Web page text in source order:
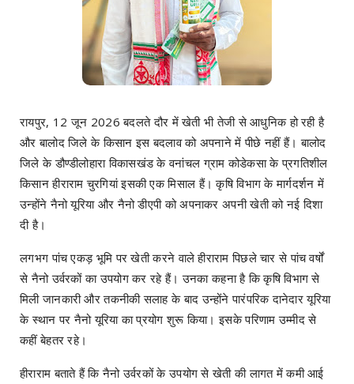
रायपुर, 12 जून 2026 बदलते दौर में खेती भी तेजी से आधुनिक हो रही है
और बालोद जिले के किसान इस बदलाव को अपनाने में पीछे नहीं हैं। बालोद
जिले के डौण्डीलोहारा विकासखंड के वनांचल ग्राम कोडेकसा के प्रगतिशील
किसान हीराराम चुरगियां इसकी एक मिसाल हैं। कृषि विभाग के मार्गदर्शन में
उन्होंने नैनो यूरिया और नैनो डीएपी को अपनाकर अपनी खेती को नई दिशा
दी है।
लगभग पांच एकड़ भूमि पर खेती करने वाले हीराराम पिछले चार से पांच वर्षों
से नैनो उर्वरकों का उपयोग कर रहे हैं। उनका कहना है कि कृषि विभाग से
मिली जानकारी और तकनीकी सलाह के बाद उन्होंने पारंपरिक दानेदार यूरिया
के स्थान पर नैनो यूरिया का प्रयोग शुरू किया। इसके परिणाम उम्मीद से
कहीं बेहतर रहे।
हीराराम बताते हैं कि नैनो उर्वरकों के उपयोग से खेती की लागत में कमी आई